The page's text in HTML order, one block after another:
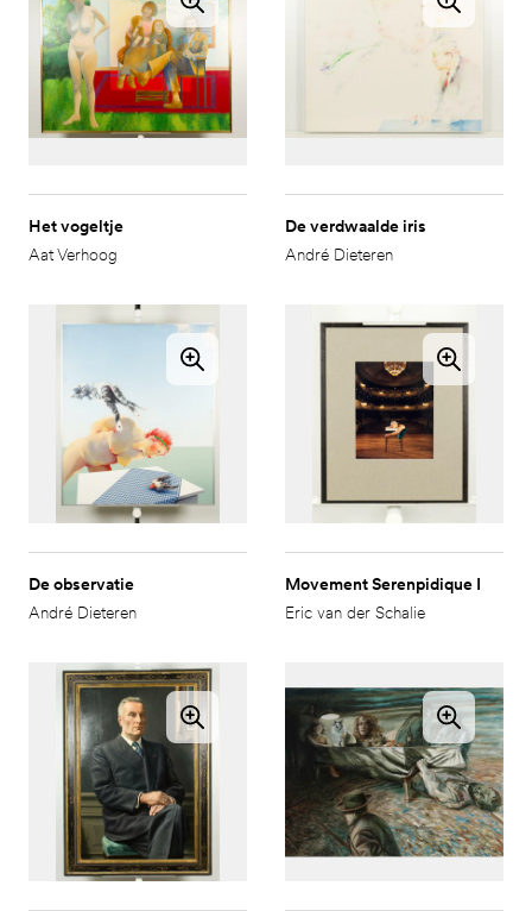
Het vogeltje
Aat Verhoog
De verdwaalde iris
André Dieteren
De observatie
André Dieteren
Movement Serenpidique I
Eric van der Schalie